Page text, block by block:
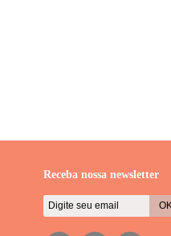
Receba nossa newsletter